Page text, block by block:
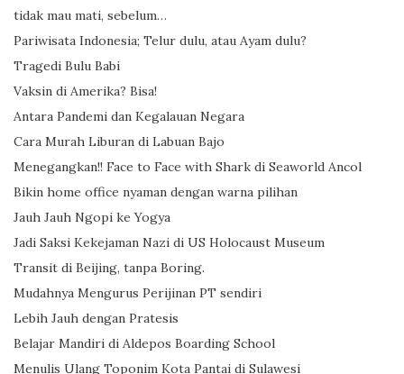
tidak mau mati, sebelum…
Pariwisata Indonesia; Telur dulu, atau Ayam dulu?
Tragedi Bulu Babi
Vaksin di Amerika? Bisa!
Antara Pandemi dan Kegalauan Negara
Cara Murah Liburan di Labuan Bajo
Menegangkan!! Face to Face with Shark di Seaworld Ancol
Bikin home office nyaman dengan warna pilihan
Jauh Jauh Ngopi ke Yogya
Jadi Saksi Kekejaman Nazi di US Holocaust Museum
Transit di Beijing, tanpa Boring.
Mudahnya Mengurus Perijinan PT sendiri
Lebih Jauh dengan Pratesis
Belajar Mandiri di Aldepos Boarding School
Menulis Ulang Toponim Kota Pantai di Sulawesi